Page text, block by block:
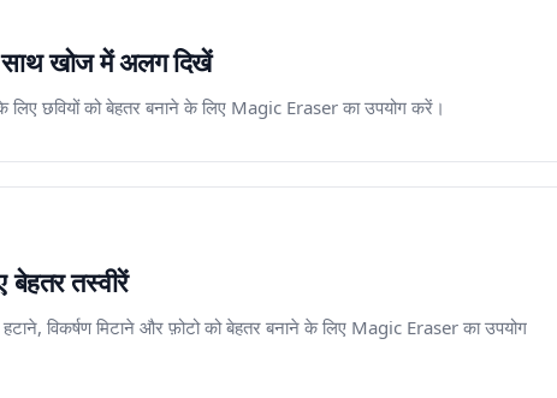
खोज में अलग दिखें
छवियों को बेहतर बनाने के लिए Magic Eraser का उपयोग करें।
तस्वीरें
विकर्षण मिटाने और फ़ोटो को बेहतर बनाने के लिए Magic Eraser का उपयोग